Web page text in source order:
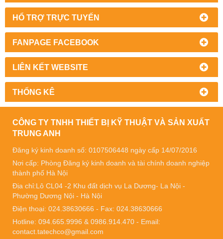
HỔ TRỢ TRỰC TUYẾN
FANPAGE FACEBOOK
LIÊN KẾT WEBSITE
THỐNG KÊ
CÔNG TY TNHH THIẾT BỊ KỸ THUẬT VÀ SẢN XUẤT
TRUNG ANH
Đăng ký kinh doanh số: 0107506448 ngày cấp 14/07/2016
Nơi cấp: Phòng Đăng ký kinh doanh và tài chính doanh nghiệp
thành phố Hà Nội
Địa chỉ:Lô CL04 -2 Khu đất dịch vụ La Dương- La Nội -
Phường Dương Nội - Hà Nội
Điện thoại: 024.38630666 - Fax: 024.38630666
Hotline: 094.665.9996 & 0986.914.470 - Email:
contact.tatechco@gmail.com